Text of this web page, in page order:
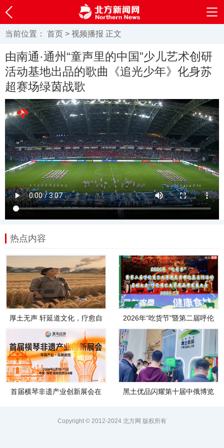
当前位置： 首页 > 视频播报 正文
由南通·通州“童声里的中国”少儿艺术创研
活动基地出品的歌曲《追光少年》化身苏
超赛场绿茵战歌
热点内容
厚土无声 轩延道文化，疗愈自
2026年“吃货节”暨第二届呼伦
首届横琴非遗产业创新展会在
黑土优品闪耀第十届中俄博览
Copyright © 2012-2024 北方网 版权所有